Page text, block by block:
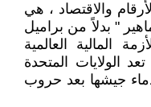
والاقتصاد ، هي
" بدلاً من براميل
المالية العالمية
الولايات المتحدة
جيشها بعد حروب